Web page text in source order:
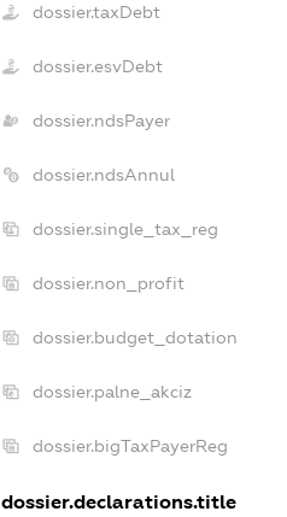
dossier.taxDebt
dossier.esvDebt
dossier.ndsPayer
dossier.ndsAnnul
dossier.single_tax_reg
dossier.non_profit
dossier.budget_dotation
dossier.palne_akciz
dossier.bigTaxPayerReg
dossier.declarations.title